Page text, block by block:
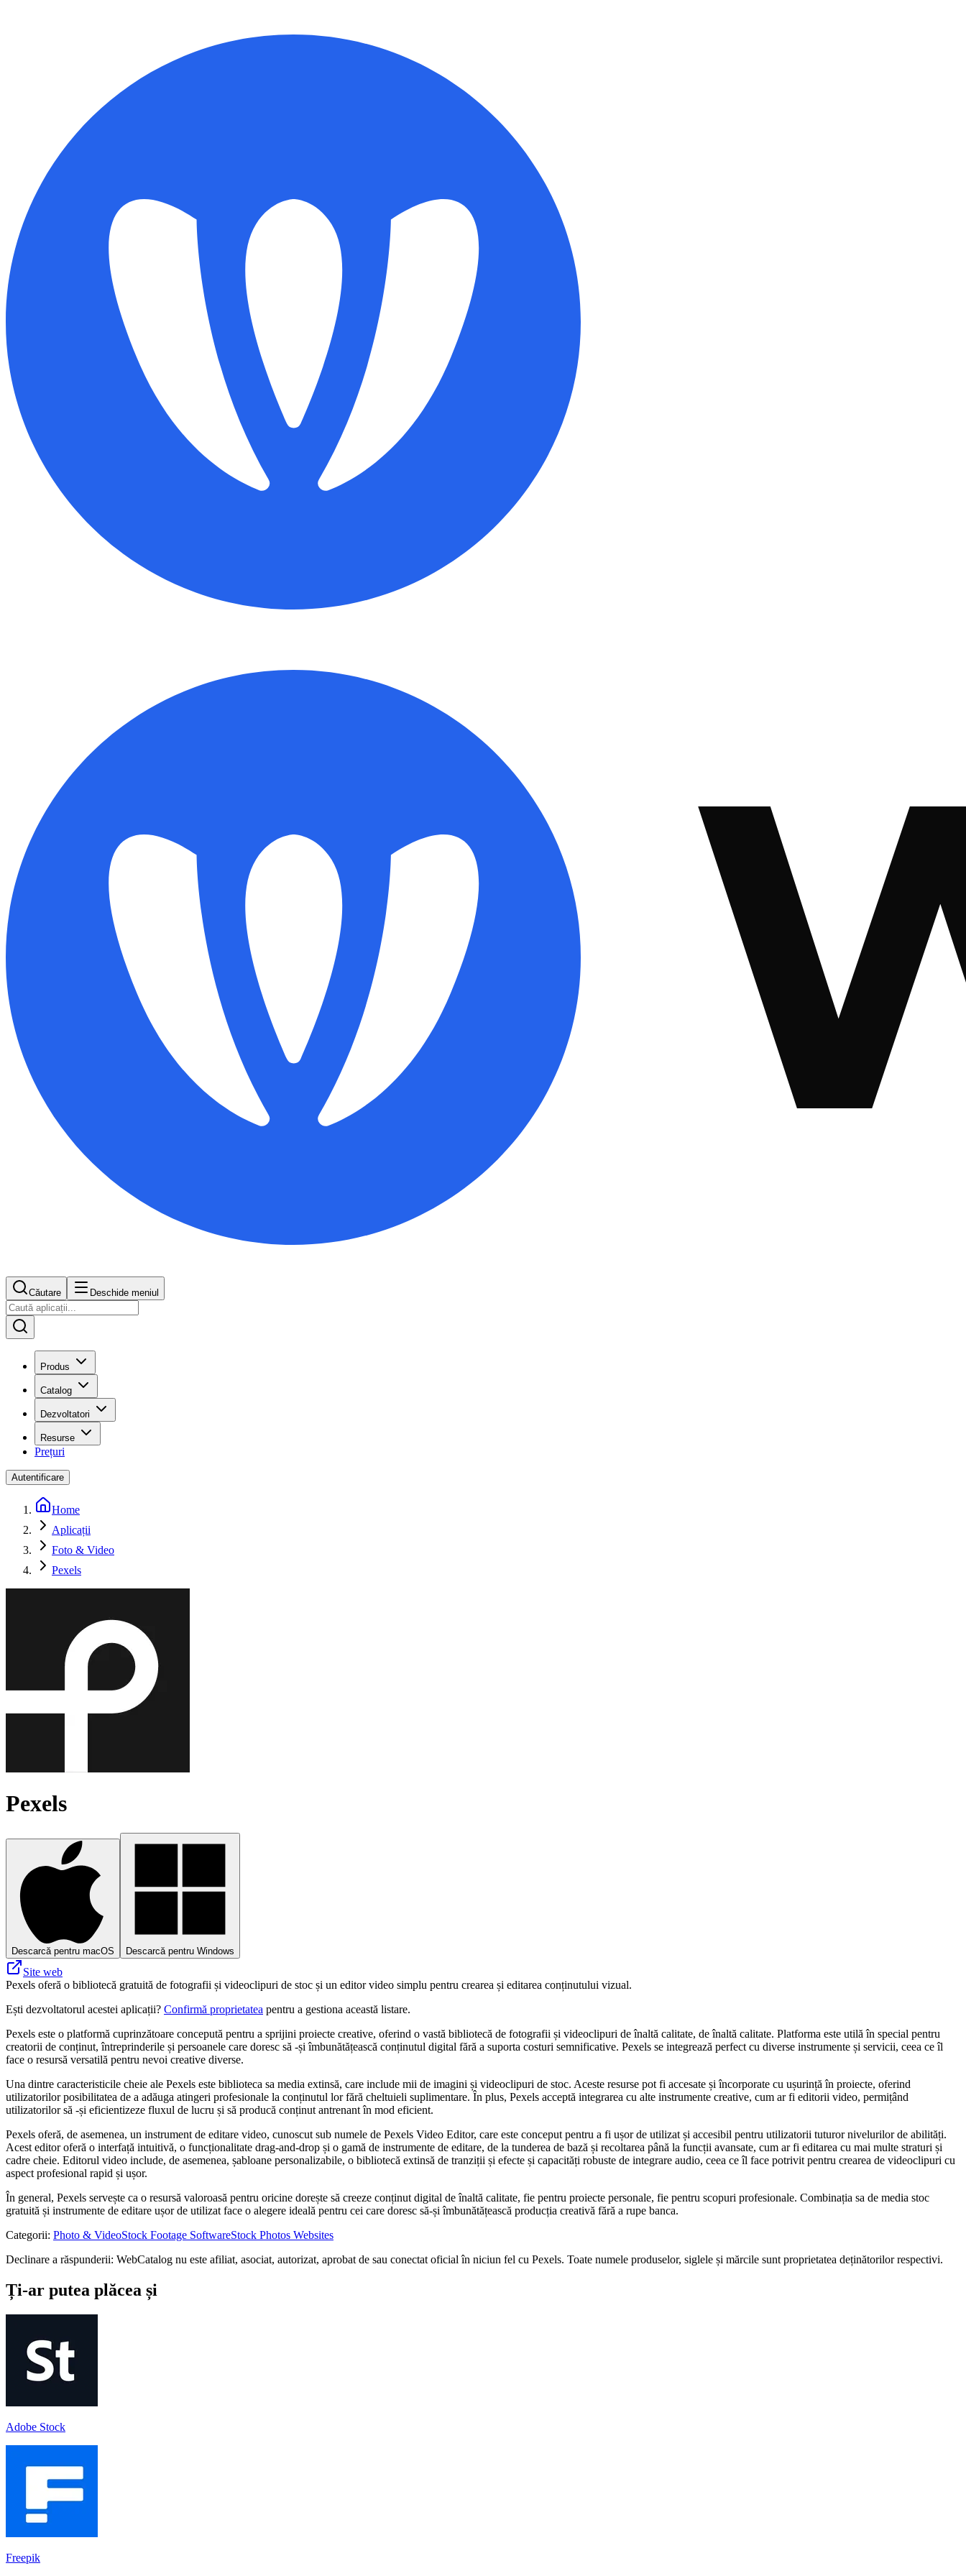
Căutare Deschide meniul
Produs
Catalog
Dezvoltatori
Resurse
Prețuri
Autentificare
Home
Aplicații
Foto & Video
Pexels
Pexels
Descarcă pentru macOS Descarcă pentru Windows
Site web
Pexels oferă o bibliotecă gratuită de fotografii și videoclipuri de stoc și un editor video simplu pentru crearea și editarea conținutului vizual.
Ești dezvoltatorul acestei aplicații? Confirmă proprietatea pentru a gestiona această listare.
Pexels este o platformă cuprinzătoare concepută pentru a sprijini proiecte creative, oferind o vastă bibliotecă de fotografii și videoclipuri de înaltă calitate, de înaltă calitate. Platforma este utilă în special pentru
creatorii de conținut, întreprinderile și persoanele care doresc să -și îmbunătățească conținutul digital fără a suporta costuri semnificative. Pexels se integrează perfect cu diverse instrumente și servicii, ceea ce îl
face o resursă versatilă pentru nevoi creative diverse.
Una dintre caracteristicile cheie ale Pexels este biblioteca sa media extinsă, care include mii de imagini și videoclipuri de stoc. Aceste resurse pot fi accesate și încorporate cu ușurință în proiecte, oferind
utilizatorilor posibilitatea de a adăuga atingeri profesionale la conținutul lor fără cheltuieli suplimentare. În plus, Pexels acceptă integrarea cu alte instrumente creative, cum ar fi editorii video, permițând
utilizatorilor să -și eficientizeze fluxul de lucru și să producă conținut antrenant în mod eficient.
Pexels oferă, de asemenea, un instrument de editare video, cunoscut sub numele de Pexels Video Editor, care este conceput pentru a fi ușor de utilizat și accesibil pentru utilizatorii tuturor nivelurilor de abilități.
Acest editor oferă o interfață intuitivă, o funcționalitate drag-and-drop și o gamă de instrumente de editare, de la tunderea de bază și recoltarea până la funcții avansate, cum ar fi editarea cu mai multe straturi și
cadre cheie. Editorul video include, de asemenea, șabloane personalizabile, o bibliotecă extinsă de tranziții și efecte și capacități robuste de integrare audio, ceea ce îl face potrivit pentru crearea de videoclipuri cu
aspect profesional rapid și ușor.
În general, Pexels servește ca o resursă valoroasă pentru oricine dorește să creeze conținut digital de înaltă calitate, fie pentru proiecte personale, fie pentru scopuri profesionale. Combinația sa de media stoc
gratuită și instrumente de editare ușor de utilizat face o alegere ideală pentru cei care doresc să-și îmbunătățească producția creativă fără a rupe banca.
Categorii: Photo & VideoStock Footage SoftwareStock Photos Websites
Declinare a răspunderii: WebCatalog nu este afiliat, asociat, autorizat, aprobat de sau conectat oficial în niciun fel cu Pexels. Toate numele produselor, siglele și mărcile sunt proprietatea deținătorilor respectivi.
Ți-ar putea plăcea și
Adobe Stock
Freepik